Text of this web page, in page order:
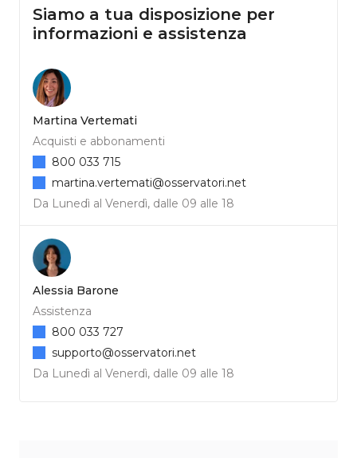
Siamo a tua disposizione per
informazioni e assistenza
Martina Vertemati
Acquisti e abbonamenti
Da Lunedì al Venerdì, dalle 09 alle 18
800 033 715
martina.vertemati@osservatori.net
Alessia Barone
Assistenza
Da Lunedì al Venerdì, dalle 09 alle 18
800 033 727
supporto@osservatori.net